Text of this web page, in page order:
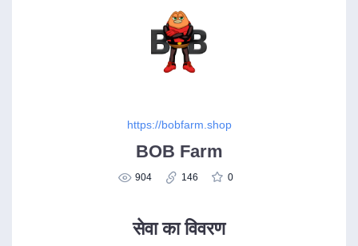
https://bobfarm.shop
BOB Farm
904 146 0
सेवा का विवरण